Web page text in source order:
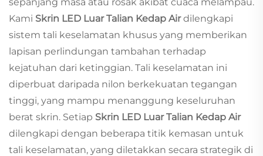
Kami Skrin LED Luar Talian Kedap Airdilengkapi
sistem tali keselamatan khusus yang memberikan
lapisan perlindungan tambahan terhadap
kejatuhan dari ketinggian. Tali keselamatan ini
diperbuat daripada nilon berkekuatan tegangan
tinggi, yang mampu menanggung keseluruhan
berat skrin. Setiap Skrin LED Luar Talian Kedap Air
dilengkapi dengan beberapa titik kemasan untuk
tali keselamatan, yang diletakkan secara strategik di